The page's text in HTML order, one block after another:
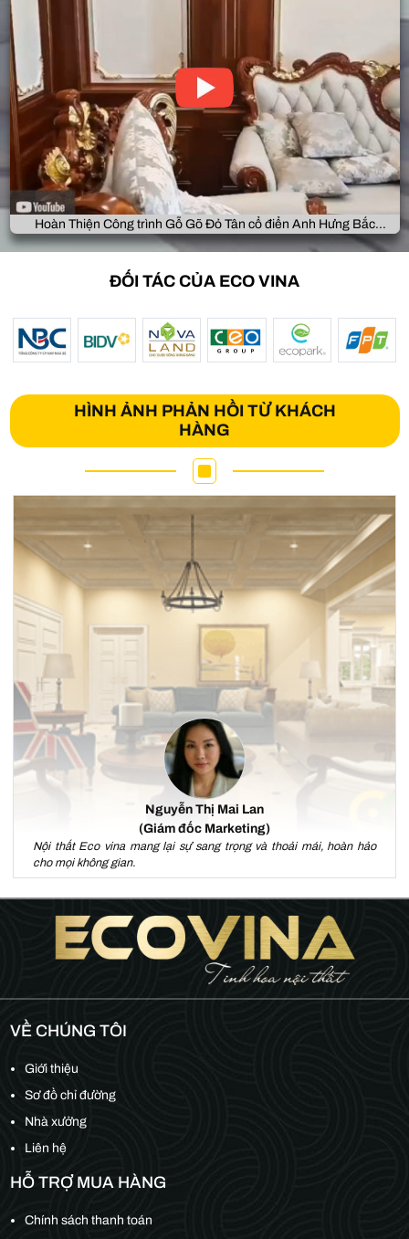
Hoàn Thiện Công trình Gỗ Gõ Đỏ Tân cổ điển Anh Hưng Bắc
Giang
ĐỐI TÁC CỦA ECO VINA
HÌNH ẢNH PHẢN HỒI TỪ KHÁCH
HÀNG
Nguyễn Thị Mai Lan
(Giám đốc Marketing)
Nội thất Eco vina mang lại sự sang trọng và thoải mái, hoàn hảo
cho mọi không gian.
VỀ CHÚNG TÔI
Giới thiệu
Sơ đồ chỉ đường
Nhà xưởng
Liên hệ
HỖ TRỢ MUA HÀNG
Chính sách thanh toán